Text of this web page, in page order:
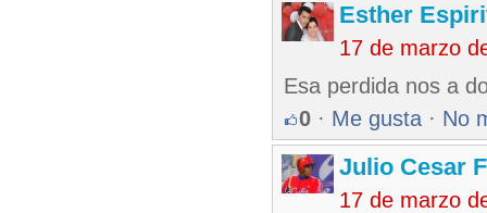
Esther
17 de marzo
Esa perdida nos a
0 · Me gusta · No
Julio Cesar
17 de marzo